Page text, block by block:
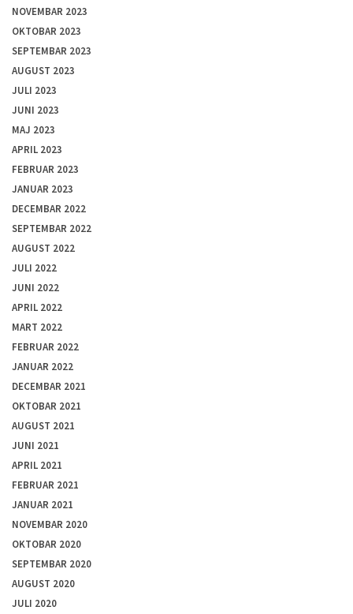
NOVEMBAR 2023
OKTOBAR 2023
SEPTEMBAR 2023
AUGUST 2023
JULI 2023
JUNI 2023
MAJ 2023
APRIL 2023
FEBRUAR 2023
JANUAR 2023
DECEMBAR 2022
SEPTEMBAR 2022
AUGUST 2022
JULI 2022
JUNI 2022
APRIL 2022
MART 2022
FEBRUAR 2022
JANUAR 2022
DECEMBAR 2021
OKTOBAR 2021
AUGUST 2021
JUNI 2021
APRIL 2021
FEBRUAR 2021
JANUAR 2021
NOVEMBAR 2020
OKTOBAR 2020
SEPTEMBAR 2020
AUGUST 2020
JULI 2020